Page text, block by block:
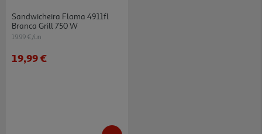
Sandwicheira Flama 4911fl
Branca Grill 750 W
19.99 €/un
19,99 €